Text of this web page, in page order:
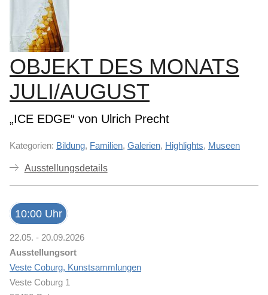
OBJEKT DES MONATS
JULI/AUGUST
„ICE EDGE“ von Ulrich Precht
Kategorien: Bildung, Familien, Galerien, Highlights, Museen
Ausstellungsdetails
10:00 Uhr
22.05. - 20.09.2026
Ausstellungsort
Veste Coburg, Kunstsammlungen
Veste Coburg 1